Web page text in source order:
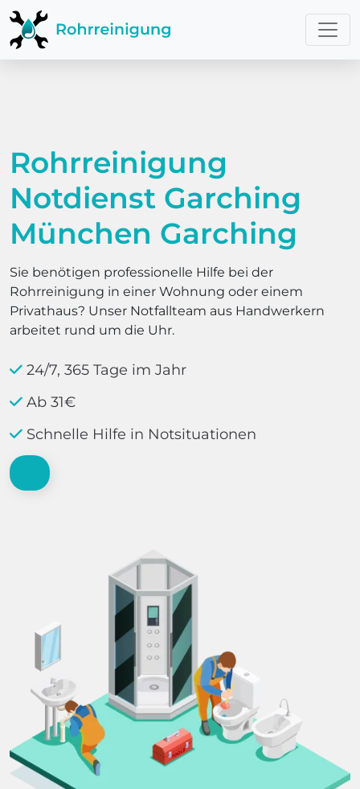
Rohrreinigung
Notdienst Garching
München Garching
Sie benötigen professionelle Hilfe bei der
Rohrreinigung in einer Wohnung oder einem
Privathaus? Unser Notfallteam aus Handwerkern
arbeitet rund um die Uhr.
24/7, 365 Tage im Jahr
Ab 31€
Schnelle Hilfe in Notsituationen